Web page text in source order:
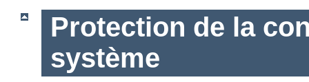
Protection de la
système